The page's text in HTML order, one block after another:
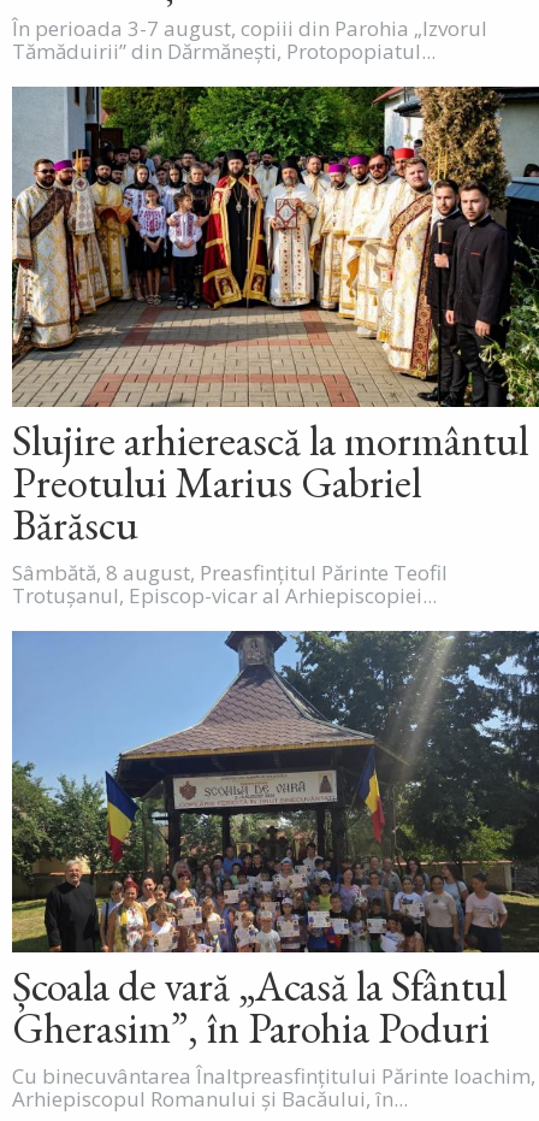
În perioada 3-7 august, copiii din Parohia „Izvorul
Tămăduirii” din Dărmănești, Protopopiatul...
Slujire arhierească la mormântul
Preotului Marius Gabriel
Bărăscu
Sâmbătă, 8 august, Preasfințitul Părinte Teofil
Trotușanul, Episcop-vicar al Arhiepiscopiei...
Școala de vară „Acasă la Sfântul
Gherasim”, în Parohia Poduri
Cu binecuvântarea Înaltpreasfințitului Părinte Ioachim,
Arhiepiscopul Romanului și Bacăului, în...